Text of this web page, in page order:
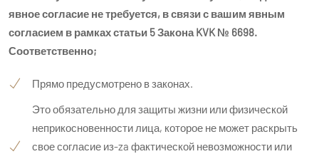
явное согласие не требуется, в связи с вашим явным
согласием в рамках статьи 5 Закона KVK № 6698.
Соответственно;
Прямо предусмотрено в законах.
Это обязательно для защиты жизни или физической
неприкосновенности лица, которое не может раскрыть
свое согласие из-za фактической невозможности или